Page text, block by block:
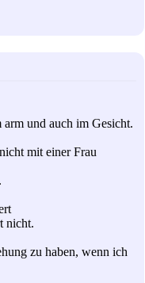
arm und auch im Gesicht.
mit einer Frau
nicht.
zu haben, wenn ich